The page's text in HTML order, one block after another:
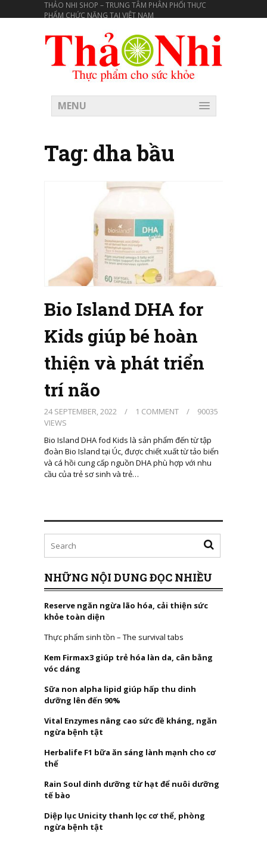
THẢO NHI SHOP – TRUNG TÂM PHÂN PHỐI THỰC
PHẨM CHỨC NĂNG TẠI VIÊT NAM
MENU
Tag: dha bầu
Bio Island DHA for
Kids giúp bé hoàn
thiện và phát triển
trí não
24 SEPTEMBER, 2022 / 1 COMMENT /
90035
VIEWS
Bio Island DHA fod Kids là sản phẩm đến từ tập
đoàn Bio Island tại Úc, được chiết xuất từ tảo biển
và cá hồi cung cấp nguồn DHA phù hợp với nhu
cầu của trẻ sơ sinh và trẻ…
NHỮNG NỘI DUNG ĐỌC NHIỀU
Reserve ngăn ngừa lão hóa, cải thiện sức
khỏe toàn diện
Thực phẩm sinh tồn – The survival tabs
Kem Firmax3 giúp trẻ hóa làn da, cân bằng
vóc dáng
Sữa non alpha lipid giúp hấp thu dinh
dưỡng lên đến 90%
Vital Enzymes nâng cao sức đề kháng, ngăn
ngừa bệnh tật
Herbalife F1 bữa ăn sáng lành mạnh cho cơ
thể
Rain Soul dinh dưỡng từ hạt để nuôi dưỡng
tế bào
Diệp lục Unicity thanh lọc cơ thể, phòng
ngừa bệnh tật